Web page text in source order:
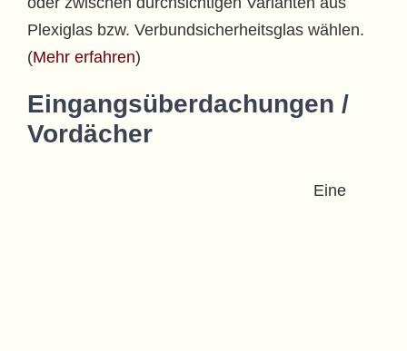
Plexiglas bzw. Verbundsicherheitsglas wählen.
(Mehr erfahren)
Eingangsüberdachungen /
Vordächer
Eine